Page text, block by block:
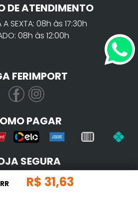
R$ 31,63
DE ATENDIMENTO
A SEXTA: 08h às 17:30h
08h às 12:00h
FERIMPORT
PAGAR
SEGURA